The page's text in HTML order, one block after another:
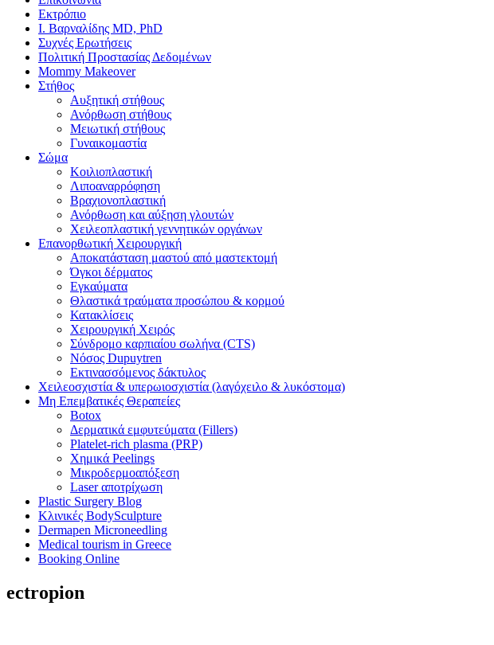
Εκτρόπιο
Ι. Βαρναλίδης MD, PhD
Συχνές Ερωτήσεις
Πολιτική Προστασίας Δεδομένων
Mommy Makeover
Στήθος
Αυξητική στήθους
Ανόρθωση στήθους
Μειωτική στήθους
Γυναικομαστία
Σώμα
Κοιλιοπλαστική
Λιποαναρρόφηση
Βραχιονοπλαστική
Ανόρθωση και αύξηση γλουτών
Χειλεοπλαστική γεννητικών οργάνων
Επανορθωτική Χειρουργική
Αποκατάσταση μαστού από μαστεκτομή
Όγκοι δέρματος
Εγκαύματα
Θλαστικά τραύματα προσώπου & κορμού
Κατακλίσεις
Χειρουργική Χειρός
Σύνδρομο καρπιαίου σωλήνα (CTS)
Νόσος Dupuytren
Εκτινασσόμενος δάκτυλος
Χειλεοσχιστία & υπερωιοσχιστία (λαγόχειλο & λυκόστομα)
Μη Επεμβατικές Θεραπείες
Botox
Δερματικά εμφυτεύματα (Fillers)
Platelet-rich plasma (PRP)
Χημικά Peelings
Μικροδερμοαπόξεση
Laser αποτρίχωση
Plastic Surgery Blog
Κλινικές BodySculpture
Dermapen Microneedling
Medical tourism in Greece
Booking Online
ectropion